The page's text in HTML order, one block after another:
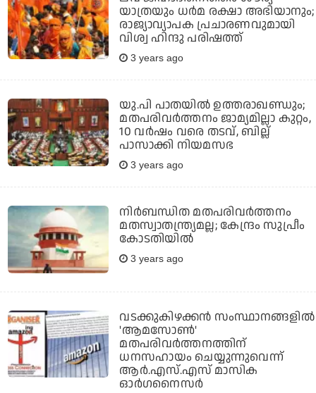
യാത്രയും ധര്‍മ രക്ഷാ അഭിയാനും;
രാജ്യാവ്യാപക പ്രചാരണവുമായി
വിശ്വ ഹിന്ദു പരിഷത്ത്
3 years ago
യു.പി പാതയില്‍ ഉത്തരാഖണ്ഡും;
മതപരിവര്‍ത്തനം ജാമ്യമില്ലാ കുറ്റം,
10 വര്‍ഷം വരെ തടവ്, ബില്ല്
പാസാക്കി നിയമസഭ
3 years ago
നിര്‍ബന്ധിത മതപരിവര്‍ത്തനം
മതസ്വാതന്ത്ര്യമല്ല; കേന്ദ്രം സുപ്രീം
കോടതിയില്‍
3 years ago
വടക്കുകിഴക്കന്‍ സംസ്ഥാനങ്ങളില്‍
'ആമസോണ്‍'
മതപരിവര്‍ത്തനത്തിന്
ധനസഹായം ചെയ്യുന്നുവെന്ന്
ആര്‍.എസ്.എസ് മാസിക
ഓര്‍ഗനൈസര്‍